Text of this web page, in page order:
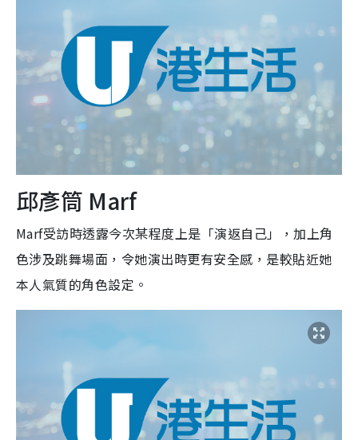
邱彥筒 Marf
Marf受訪時透露今次某程度上是「演返自己」，加上角
色涉及跳舞場面，令她演出時更有安全感，是較貼近她
本人氣質的角色設定。